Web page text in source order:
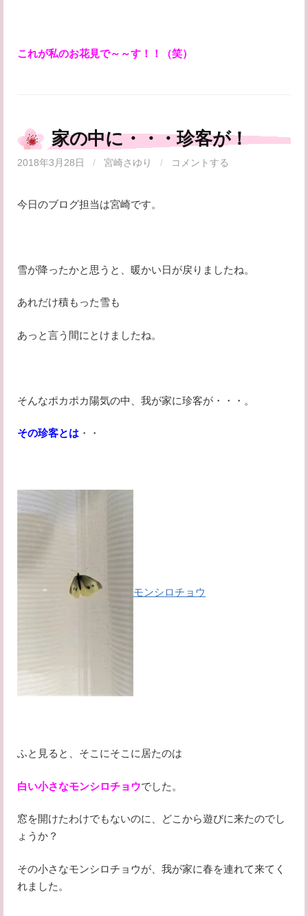
これが私のお花見で～～す！！（笑）
家の中に・・・珍客が！
2018年3月28日 / 宮崎さゆり / コメントする
今日のブログ担当は宮崎です。
雪が降ったかと思うと、暖かい日が戻りましたね。
あれだけ積もった雪も
あっと言う間にとけましたね。
そんなポカポカ陽気の中、我が家に珍客が・・・。
その珍客とは ・・
モンシロチョウ
ふと見ると、そこにそこに居たのは
白い小さなモンシロチョウでした。
窓を開けたわけでもないのに、どこから遊びに来たのでし
ょうか？
その小さなモンシロチョウが、我が家に春を連れて来てく
れました。